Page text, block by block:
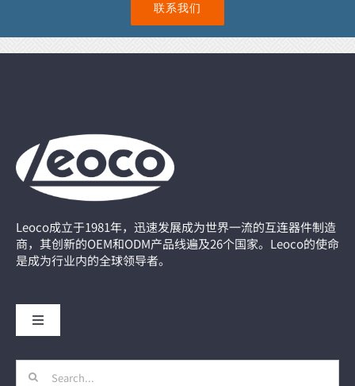
联系我们
Leoco成立于1981年，迅速发展成为世界一流的互连器件制造
商，其创新的OEM和ODM产品线遍及26个国家。Leoco的使命
是成为行业内的全球领导者。
Toggle
主页